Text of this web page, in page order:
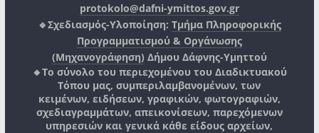
protokolo@dafni-ymittos.gov.gr
🔹Σχεδιασμός-Υλοποίηση: Τμήμα Πληροφορικής
Προγραμματισμού & Οργάνωσης
(Μηχανογράφηση) Δήμου Δάφνης-Υμηττού
🔸Το σύνολο του περιεχομένου του Διαδικτυακού
Τόπου μας, συμπεριλαμβανομένων, των
κειμένων, ειδήσεων, γραφικών, φωτογραφιών,
σχεδιαγραμμάτων, απεικονίσεων, παρεχόμενων
υπηρεσιών και γενικά κάθε είδους αρχείων,